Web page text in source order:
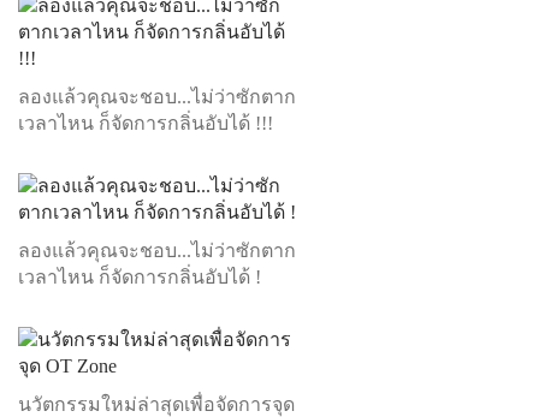
ลองแล้วคุณจะชอบ...ไม่ว่าซักตาก
เวลาไหน ก็จัดการกลิ่นอับได้ !!!
ลองแล้วคุณจะชอบ...ไม่ว่าซักตาก
เวลาไหน ก็จัดการกลิ่นอับได้ !
นวัตกรรมใหม่ล่าสุดเพื่อจัดการจุด